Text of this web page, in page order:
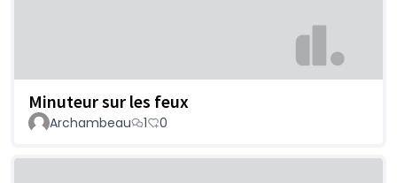
Minuteur sur les feux
Archambeau 1 0